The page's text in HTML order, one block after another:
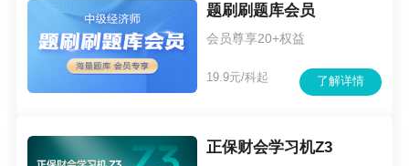
题刷刷题库会员
会员尊享20+权益
了解详情
19.9元/科起
正保财会学习机Z3